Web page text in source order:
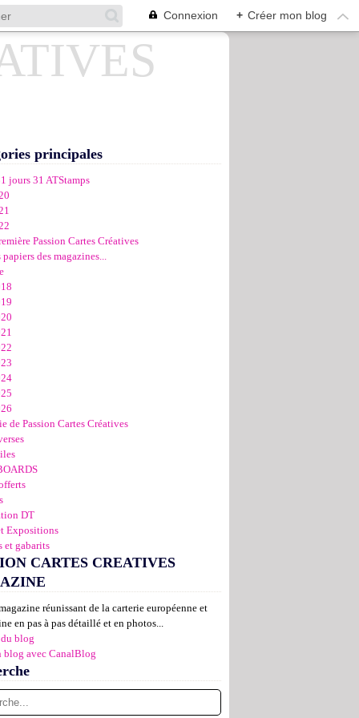
Connexion + Créer mon blog
principales
jours 31 ATStamps
Passion Cartes Créatives
papiers des magazines...
de Passion Cartes Créatives
DT
Expositions
et gabarits
CARTES CREATIVES
réunissant de la carterie européenne et
en pas à pas détaillé et en photos...
blog
blog avec CanalBlog